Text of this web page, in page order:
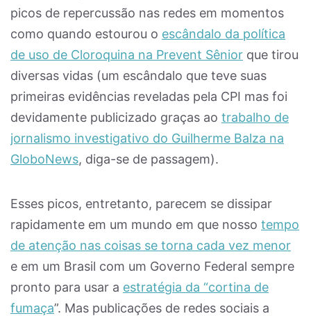
picos de repercussão nas redes em momentos
como quando estourou o escândalo da política
de uso de Cloroquina na Prevent Sênior que tirou
diversas vidas (um escândalo que teve suas
primeiras evidências reveladas pela CPI mas foi
devidamente publicizado graças ao trabalho de
jornalismo investigativo do Guilherme Balza na
GloboNews, diga-se de passagem).
Esses picos, entretanto, parecem se dissipar
rapidamente em um mundo em que nosso tempo
de atenção nas coisas se torna cada vez menor
e em um Brasil com um Governo Federal sempre
pronto para usar a estratégia da “cortina de
fumaça”. Mas publicações de redes sociais a